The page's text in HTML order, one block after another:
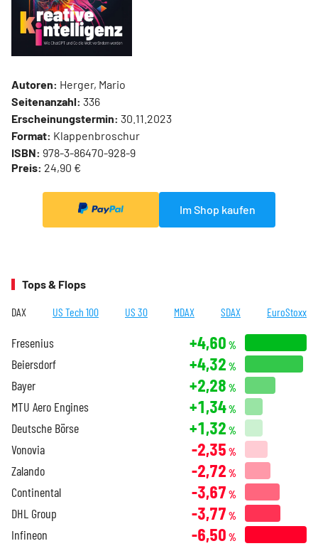
Autoren: Herger, Mario
Seitenanzahl: 336
Erscheinungstermin: 30.11.2023
Format: Klappenbroschur
ISBN: 978-3-86470-928-9
Preis: 24,90 €
Im Shop kaufen
Tops & Flops
DAX US Tech 100 US 30 MDAX SDAX EuroStoxx
Fresenius +4,60 %
Beiersdorf +4,32 %
Bayer +2,28 %
MTU Aero Engines +1,34%
Deutsche Börse +1,32 %
Vonovia -2,35 %
Zalando -2,72 %
Continental -3,67 %
DHL Group -3,77 %
Infineon -6,50 %